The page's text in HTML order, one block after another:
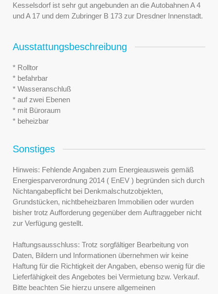
Kesselsdorf ist sehr gut angebunden an die Autobahnen A 4
und A 17 und dem Zubringer B 173 zur Dresdner Innenstadt.
Ausstattungsbeschreibung
* Rolltor
* befahrbar
* Wasseranschluß
* auf zwei Ebenen
* mit Büroraum
* beheizbar
Sonstiges
Hinweis: Fehlende Angaben zum Energieausweis gemäß
Energiesparverordnung 2014 ( EnEV ) begründen sich durch
Nichtangabepflicht bei Denkmalschutzobjekten,
Grundstücken, nichtbeheizbaren Immobilien oder wurden
bisher trotz Aufforderung gegenüber dem Auftraggeber nicht
zur Verfügung gestellt.
Haftungsausschluss: Trotz sorgfältiger Bearbeitung von
Daten, Bildern und Informationen übernehmen wir keine
Haftung für die Richtigkeit der Angaben, ebenso wenig für die
Lieferfähigkeit des Angebotes bei Vermietung bzw. Verkauf.
Bitte beachten Sie hierzu unsere allgemeinen